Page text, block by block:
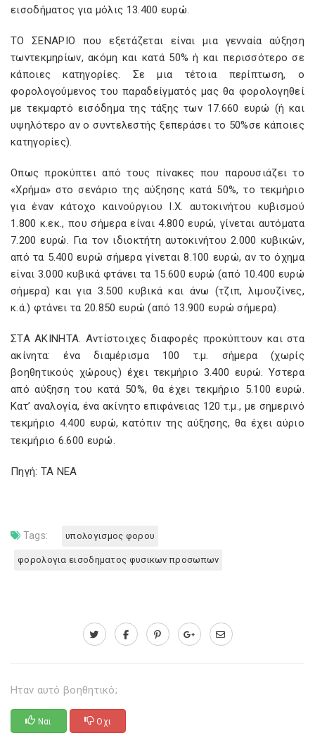
εισοδήµατος για µόλις 13.400 ευρώ.
ΤΟ ΣΕΝΑΡΙΟ που εξετάζεται είναι µια γενναία αύξηση
τωντεκµηρίων, ακόµη και κατά 50% ή και περισσότερο σε
κάποιες κατηγορίες. Σε µια τέτοια περίπτωση, ο
φορολογούµενος του παραδείγµατός µας θα φορολογηθεί
µε τεκµαρτό εισόδηµα της τάξης των 17.660 ευρώ (ή και
υψηλότερο αν ο συντελεστής ξεπεράσει το 50%σε κάποιες
κατηγορίες).
Οπως προκύπτει από τους πίνακες που παρουσιάζει το
«Χρήµα» στο σενάριο της αύξησης κατά 50%, το τεκµήριο
για έναν κάτοχο καινούργιου Ι.Χ. αυτοκινήτου κυβισµού
1.800 κ.εκ., που σήµερα είναι 4.800 ευρώ, γίνεται αυτόµατα
7.200 ευρώ. Για τον ιδιοκτήτη αυτοκινήτου 2.000 κυβικών,
από τα 5.400 ευρώ σήµερα γίνεται 8.100 ευρώ, αν το όχηµα
είναι 3.000 κυβικά φτάνει τα 15.600 ευρώ (από 10.400 ευρώ
σήµερα) και για 3.500 κυβικά και άνω (τζιπ, λιµουζίνες,
κ.ά.) φτάνει τα 20.850 ευρώ (από 13.900 ευρώ σήµερα).
ΣΤΑ ΑΚΙΝΗΤΑ. Αντίστοιχες διαφορές προκύπτουν και στα
ακίνητα: ένα διαµέρισµα 100 τ.µ. σήµερα (χωρίς
βοηθητικούς χώρους) έχει τεκµήριο 3.400 ευρώ. Υστερα
από αύξηση του κατά 50%, θα έχει τεκµήριο 5.100 ευρώ.
Κατ’ αναλογία, ένα ακίνητο επιφάνειας 120 τ.µ., µε σηµερινό
τεκµήριο 4.400 ευρώ, κατόπιν της αύξησης, θα έχει αύριο
τεκµήριο 6.600 ευρώ.
Πηγή: ΤΑ ΝΕΑ
Tags: υπολογισμος φορου
φορολογια εισοδηματος φυσικων προσωπων
Ηταν αυτό βοηθητικό;
Ναι Οχι